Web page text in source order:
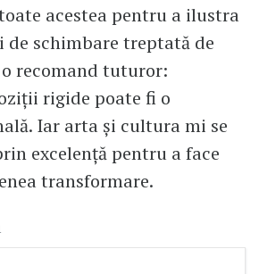
acestea pentru a ilustra
de schimbare treptată de
recomand tuturor:
rigide poate fi o
Iar arta și cultura mi se
excelență pentru a face
transformare.